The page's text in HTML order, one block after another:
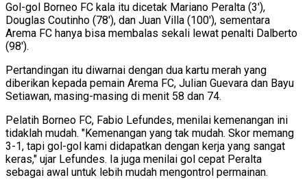
Gol-gol Borneo FC kala itu dicetak Mariano Peralta (3'),
Douglas Coutinho (78'), dan Juan Villa (100'), sementara
Arema FC hanya bisa membalas sekali lewat penalti Dalberto
(98').
Pertandingan itu diwarnai dengan dua kartu merah yang
diberikan kepada pemain Arema FC, Julian Guevara dan Bayu
Setiawan, masing-masing di menit 58 dan 74.
Pelatih Borneo FC, Fabio Lefundes, menilai kemenangan ini
tidaklah mudah. "Kemenangan yang tak mudah. Skor memang
3-1, tapi gol-gol kami didapatkan dengan kerja yang sangat
keras," ujar Lefundes. Ia juga menilai gol cepat Peralta
sebagai awal untuk lebih mudah mengontrol permainan.